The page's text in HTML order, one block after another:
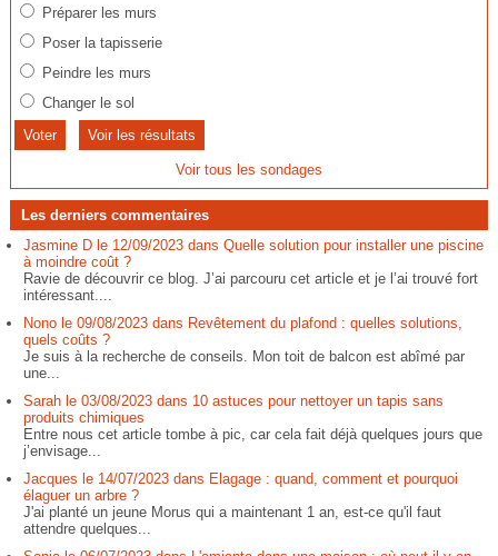
Préparer les murs
Poser la tapisserie
Peindre les murs
Changer le sol
Voir les résultats
Voir tous les sondages
Les derniers commentaires
Jasmine D le 12/09/2023 dans Quelle solution pour installer une piscine
à moindre coût ?
Ravie de découvrir ce blog. J’ai parcouru cet article et je l’ai trouvé fort
intéressant....
Nono le 09/08/2023 dans Revêtement du plafond : quelles solutions,
quels coûts ?
Je suis à la recherche de conseils. Mon toit de balcon est abîmé par
une...
Sarah le 03/08/2023 dans 10 astuces pour nettoyer un tapis sans
produits chimiques
Entre nous cet article tombe à pic, car cela fait déjà quelques jours que
j’envisage...
Jacques le 14/07/2023 dans Elagage : quand, comment et pourquoi
élaguer un arbre ?
J'ai planté un jeune Morus qui a maintenant 1 an, est-ce qu'il faut
attendre quelques...